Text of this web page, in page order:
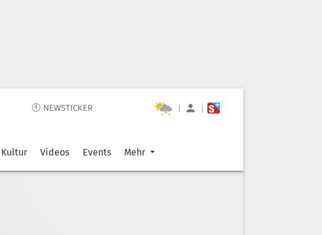
🕙 NEWSTICKER | |
Kultur Videos Events Mehr